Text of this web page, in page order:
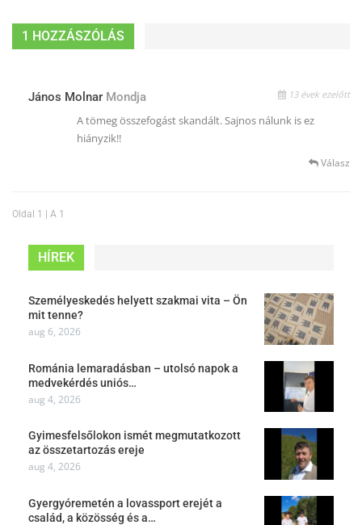
1 HOZZÁSZÓLÁS
János Molnar Mondja 13 évek ezelőtt
A tömeg összefogást skandált. Sajnos nálunk is ez
hiányzik!!
Válasz
Oldal 1 | A 1
HÍREK
Személyeskedés helyett szakmai vita – Ön
mit tenne?
aug 6, 2026
Románia lemaradásban – utolsó napok a
medvekérdés uniós…
aug 4, 2026
Gyimesfelsőlokon ismét megmutatkozott
az összetartozás ereje
aug 4, 2026
Gyergyóremetén a lovassport erejét a
család, a közösség és a…